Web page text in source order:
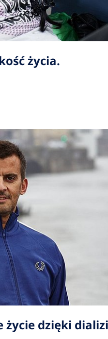
życia.
życie dzięki